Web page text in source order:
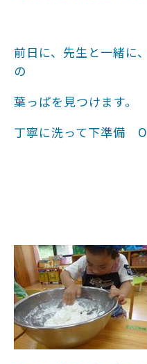
前日に、先生と一緒
の
葉っぱを見つけます。
丁寧に洗って下準備